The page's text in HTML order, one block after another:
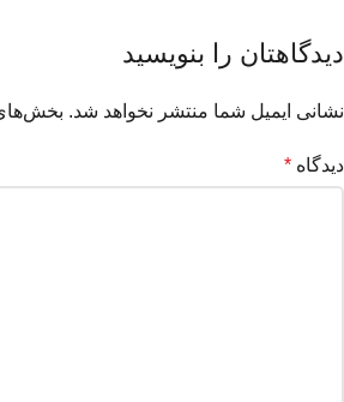
دیدگاهتان را بنویسید
نشانی ایمیل شما منتشر نخواهد شد.
دیدگاه *